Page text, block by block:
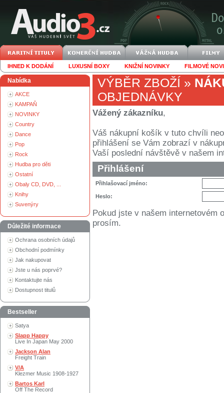
IHNED K DODÁNÍ LUXUSNÍ BOXY KNIŽNÍ NOVINKY FILMOVÉ
Nabídka
AKCE
KAMPAŇ
NOVINKY
Country
Dance
Pop
Rock
Hudba pro děti
Ostatní
Obaly CD, DVD, ...
Knihy
Suvenýry
Důležité informace
Ochrana osobních údajů
Obchodní podmínky
Jak nakupovat
Jste u nás poprvé?
Kontaktujte nás
Dostupnost titulů
Bestseller
Satya
Slapp Happy
Live In Japan May 2000
Jackson Alan
Freight Train
V/A
Klezmer Music 1908-1927
Bartos Karl
Off The Record
VÝBĚR ZBOŽÍ »
OBJEDNÁVKY
Vážený zákazníku,
Váš nákupní košík v tuto chvíli
přihlášení se Vám zobrazí v
Vaší poslední návštěvě v našem
Přihlášení
Přihlašovací jméno:
Heslo:
Pokud jste v našem internetovém
prosím.